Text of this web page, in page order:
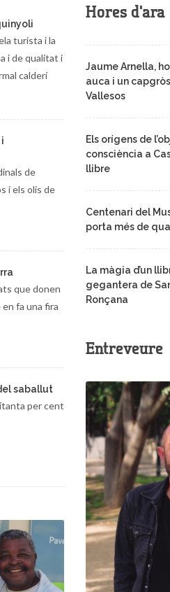
turista i la
i de qualitat i
calderí
de
i els olis de
que donen
en fa una fira
saballut
per cent
Hores d'ara
Jaume Arnella,
auca i un
Vallesos
Els orígens de
consciència a
llibre
Centenari del
porta més de
La màgia d’un
gegantera de
Ronçana
Entreveure